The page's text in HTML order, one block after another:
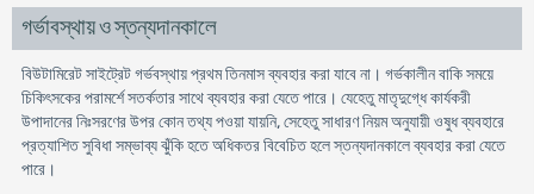
গর্ভাবস্থায় ও স্তন্যদানকালে
বিউটামিরেট সাইট্রেট গর্ভবস্থায় প্রথম তিনমাস ব্যবহার করা যাবে না। গর্ভকালীন বাকি সময়ে
চিকিৎসকের পরামর্শে সতর্কতার সাথে ব্যবহার করা যেতে পারে। যেহেতু মাতৃদুগ্ধে কার্যকরী
উপাদানের নিঃসরণের উপর কোন তথ্য পওয়া যায়নি, সেহেতু সাধারণ নিয়ম অনুযায়ী ওষুধ ব্যবহারে
প্রত্যাশিত সুবিধা সম্ভাব্য ঝুঁকি হতে অধিকতর বিবেচিত হলে স্তন্যদানকালে ব্যবহার করা যেতে
পারে।